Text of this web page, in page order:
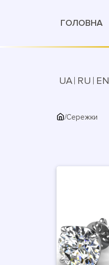
ГОЛОВНА
UA RU EN
/Сережки